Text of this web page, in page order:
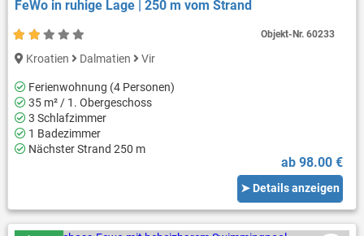
FeWo in ruhige Lage | 250 m vom Strand
Kroatien Dalmatien Vir
Ferienwohnung (4 Personen)
35 m² / 1. Obergeschoss
3 Schlafzimmer
1 Badezimmer
Nächster Strand 250 m
ab 98.00 €
➤ Details anzeigen
Objekt-Nr.60233